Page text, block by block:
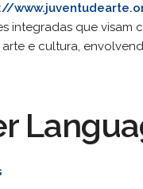
integradas que visam
e cultura,